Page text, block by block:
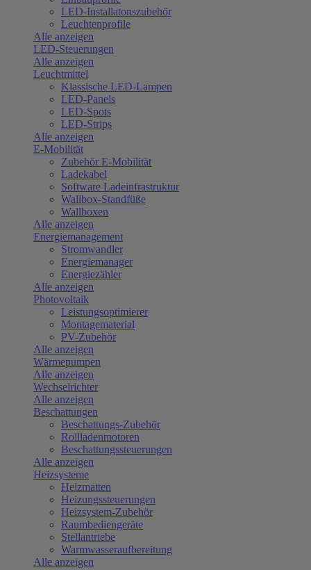
LED-Installatonszubehör
Leuchtenprofile
Alle anzeigen
LED-Steuerungen
Alle anzeigen
Leuchtmittel
Klassische LED-Lampen
LED-Panels
LED-Spots
LED-Strips
Alle anzeigen
E-Mobilität
Zubehör E-Mobilität
Ladekabel
Software Ladeinfrastruktur
Wallbox-Standfüße
Wallboxen
Alle anzeigen
Energiemanagement
Stromwandler
Energiemanager
Energiezähler
Alle anzeigen
Photovoltaik
Leistungsoptimierer
Montagematerial
PV-Zubehör
Alle anzeigen
Wärmepumpen
Alle anzeigen
Wechselrichter
Alle anzeigen
Beschattungen
Beschattungs-Zubehör
Rollladenmotoren
Beschattungssteuerungen
Alle anzeigen
Heizsysteme
Heizmatten
Heizungssteuerungen
Heizsystem-Zubehör
Raumbediengeräte
Stellantriebe
Warmwasseraufbereitung
Alle anzeigen